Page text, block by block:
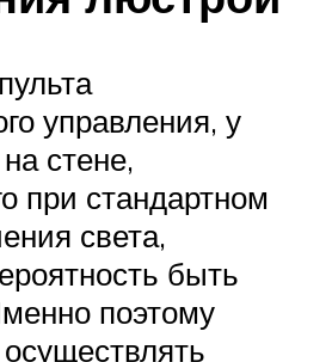
управления, у
стене,
при стандартном
света,
быть
поэтому